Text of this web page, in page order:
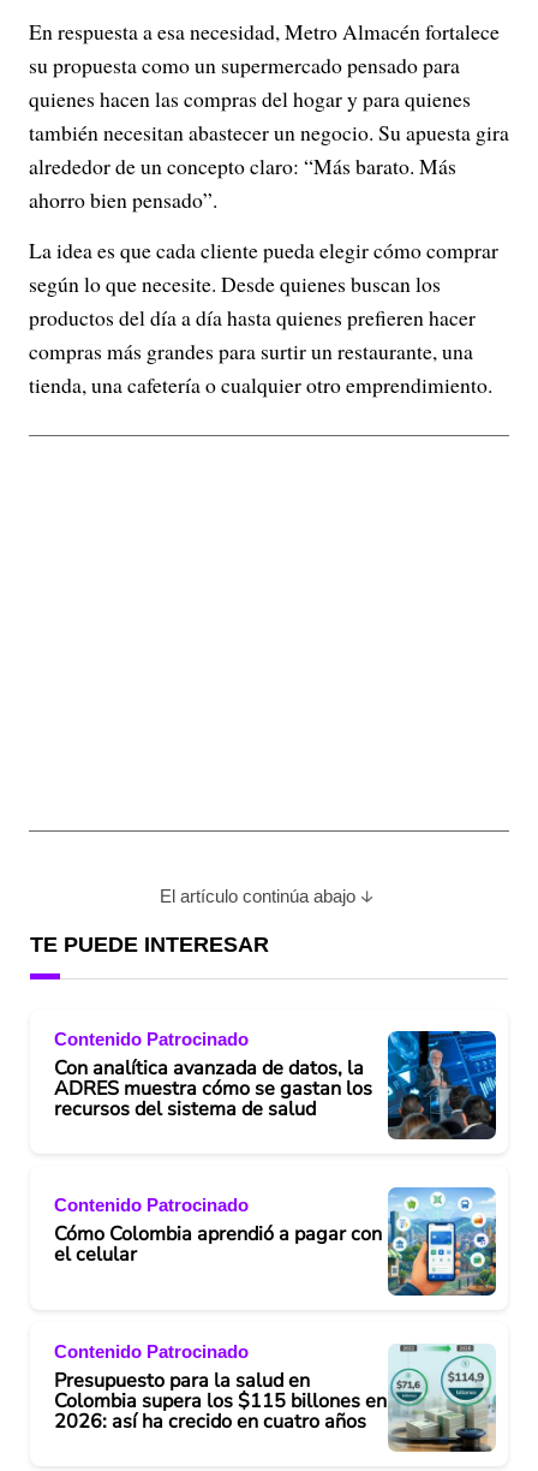
En respuesta a esa necesidad, Metro Almacén fortalece
su propuesta como un supermercado pensado para
quienes hacen las compras del hogar y para quienes
también necesitan abastecer un negocio. Su apuesta gira
alrededor de un concepto claro: “Más barato. Más
ahorro bien pensado”.
La idea es que cada cliente pueda elegir cómo comprar
según lo que necesite. Desde quienes buscan los
productos del día a día hasta quienes prefieren hacer
compras más grandes para surtir un restaurante, una
tienda, una cafetería o cualquier otro emprendimiento.
El artículo continúa abajo
TE PUEDE INTERESAR
Contenido Patrocinado
Con analítica avanzada de datos, la
ADRES muestra cómo se gastan los
recursos del sistema de salud
Contenido Patrocinado
Cómo Colombia aprendió a pagar con
el celular
Contenido Patrocinado
Presupuesto para la salud en
Colombia supera los $115 billones en
2026: así ha crecido en cuatro años